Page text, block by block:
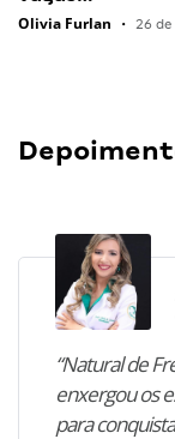
Olivia Furlan • 26
“Natural de
enxergou os
para